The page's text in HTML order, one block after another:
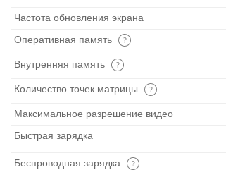
Частота обновления экрана
Оперативная память
Внутренняя память
Количество точек матрицы
Максимальное разрешение видео
Быстрая зарядка
Беспроводная зарядка